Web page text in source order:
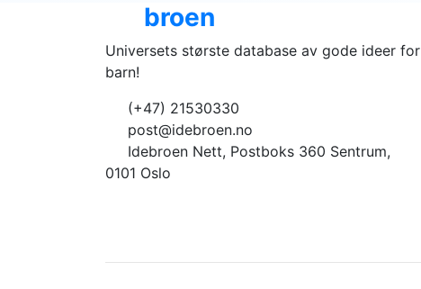
broen
Universets største database av gode ideer for
barn!
(+47) 21530330
post@idebroen.no
Idebroen Nett, Postboks 360 Sentrum,
0101 Oslo